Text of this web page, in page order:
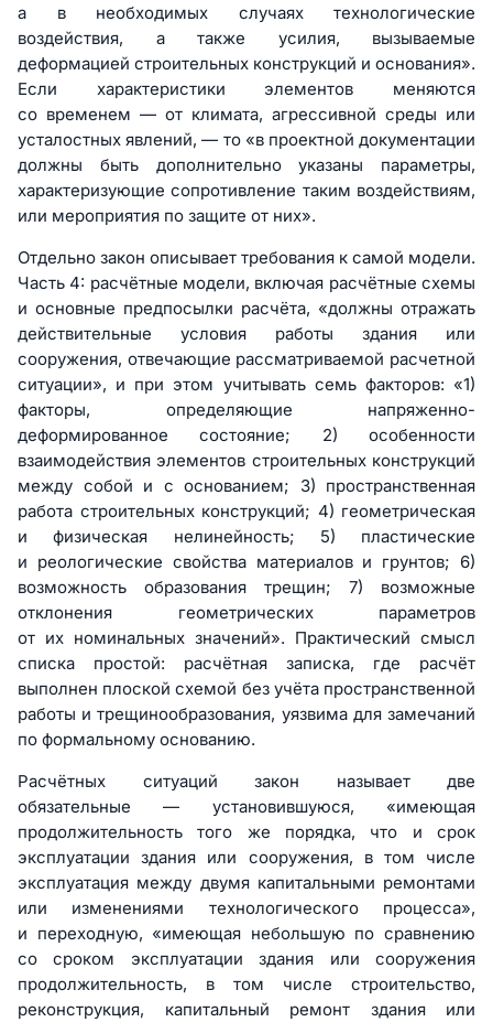
а в необходимых случаях технологические
воздействия, а также усилия, вызываемые
деформацией строительных конструкций и основания».
Если характеристики элементов меняются
со временем — от климата, агрессивной среды или
усталостных явлений, — то «в проектной документации
должны быть дополнительно указаны параметры,
характеризующие сопротивление таким воздействиям,
или мероприятия по защите от них».
Отдельно закон описывает требования к самой модели.
Часть 4: расчётные модели, включая расчётные схемы
и основные предпосылки расчёта, «должны отражать
действительные условия работы здания или
сооружения, отвечающие рассматриваемой расчетной
ситуации», и при этом учитывать семь факторов: «1)
факторы, определяющие напряженно-
деформированное состояние; 2) особенности
взаимодействия элементов строительных конструкций
между собой и с основанием; 3) пространственная
работа строительных конструкций; 4) геометрическая
и физическая нелинейность; 5) пластические
и реологические свойства материалов и грунтов; 6)
возможность образования трещин; 7) возможные
отклонения геометрических параметров
от их номинальных значений». Практический смысл
списка простой: расчётная записка, где расчёт
выполнен плоской схемой без учёта пространственной
работы и трещинообразования, уязвима для замечаний
по формальному основанию.
Расчётных ситуаций закон называет две
обязательные — установившуюся, «имеющая
продолжительность того же порядка, что и срок
эксплуатации здания или сооружения, в том числе
эксплуатация между двумя капитальными ремонтами
или изменениями технологического процесса»,
и переходную, «имеющая небольшую по сравнению
со сроком эксплуатации здания или сооружения
продолжительность, в том числе строительство,
реконструкция, капитальный ремонт здания или